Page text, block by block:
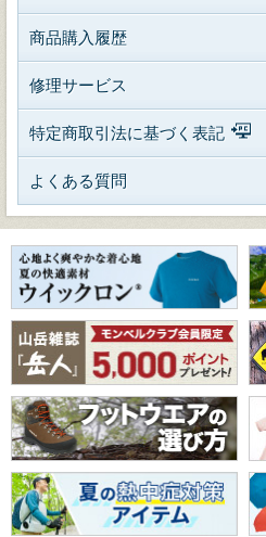
商品購入履歴
修理サービス
特定商取引法に基づく表記
よくある質問